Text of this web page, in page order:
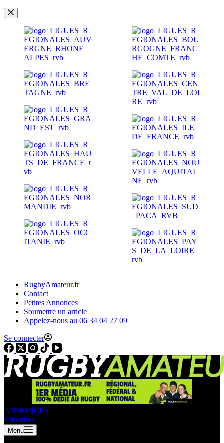
RugbyAmateur.fr
Contact
Petites Annonces
Soumettre un article
Appelez-nous au 06 34 04 27 09
Se connecter
ANNONCES
s'abonner
Menu